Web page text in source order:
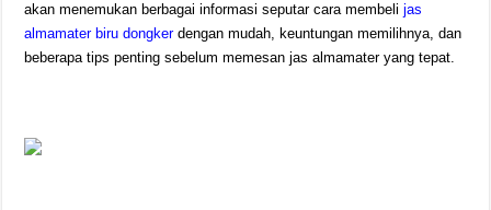
akan menemukan berbagai informasi seputar cara membelijas
almamater biru dongkerdengan mudah, keuntungan memilihnya, dan
beberapa tips penting sebelum memesan jas almamater yang tepat.